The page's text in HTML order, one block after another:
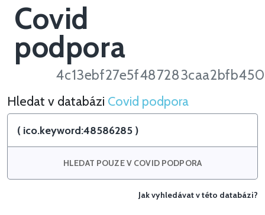
Covid
podpora
Hledat v Covid podpora
Hledat v databázi Covid podpora
HLEDAT POUZE V COVID PODPORA
Jak vyhledávat v této databázi?